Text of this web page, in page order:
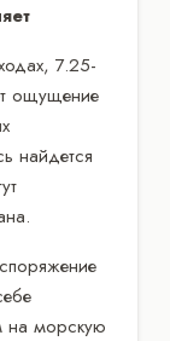
7.25-
ощущение
найдется
на морскую